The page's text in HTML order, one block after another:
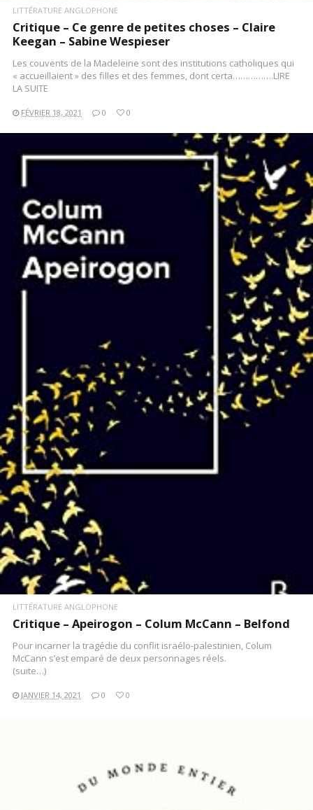
LITTÉRATURE ANGLOPHONE
Critique – Ce genre de petites choses – Claire
Keegan – Sabine Wespieser
Les couvents de la Madeleine sont des institutions catholiques qui
« accueillaient » des filles et des femmes, dont certa…………….LIRE
LA SUITE
FÉVRIER 18, 2021 0 0
LIRE LA SUITE
LITTÉRATURE ANGLOPHONE
Critique – Apeirogon – Colum McCann – Belfond
Pour incarner la tragédie du conflit israélo-palestinien, Colum
McCann s’est emparé de deux personnages réels.
(suite…)
JANVIER 14, 2021 0 0